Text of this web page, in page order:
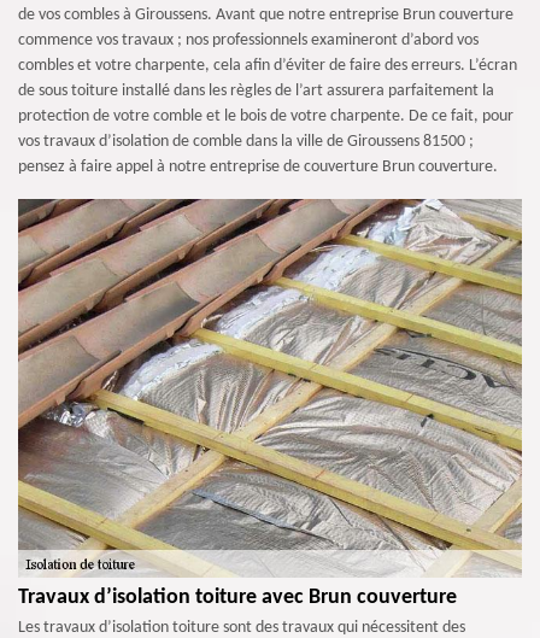
de vos combles à Giroussens. Avant que notre entreprise Brun couverture
commence vos travaux ; nos professionnels examineront d’abord vos
combles et votre charpente, cela afin d’éviter de faire des erreurs. L’écran
de sous toiture installé dans les règles de l’art assurera parfaitement la
protection de votre comble et le bois de votre charpente. De ce fait, pour
vos travaux d’isolation de comble dans la ville de Giroussens 81500 ;
pensez à faire appel à notre entreprise de couverture Brun couverture.
Travaux d’isolation toiture avec Brun couverture
Les travaux d’isolation toiture sont des travaux qui nécessitent des